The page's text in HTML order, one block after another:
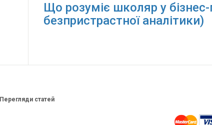
Що розуміє школяр у
безпристрастної аналітики)
Перегляди статей